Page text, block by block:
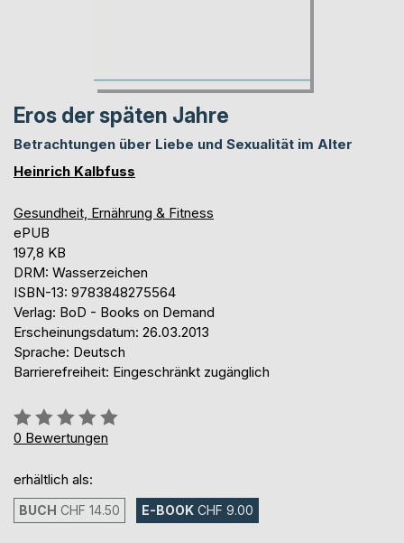
Eros der späten Jahre
Betrachtungen über Liebe und Sexualität im Alter
Heinrich Kalbfuss
Gesundheit, Ernährung & Fitness
ePUB
197,8 KB
DRM: Wasserzeichen
ISBN-13: 9783848275564
Verlag: BoD - Books on Demand
Erscheinungsdatum: 26.03.2013
Sprache: Deutsch
Barrierefreiheit: Eingeschränkt zugänglich
Bewertung::
0%
0 Bewertungen
erhältlich als:
BUCH CHF 14.50 E-BOOK CHF 9.00